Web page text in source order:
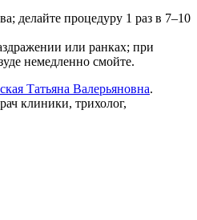
делайте процедуру 1 раз в 7–10
или ранках; при
немедленно смойте.
Татьяна Валерьяновна.
клиники, трихолог,